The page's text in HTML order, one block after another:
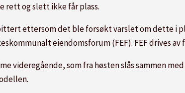
rett og slett ikke får plass.
ettersom det ble forsøkt varslet om dette i
eiendomsforum (FEF). FEF drives
videregående, som fra høsten slås sammen